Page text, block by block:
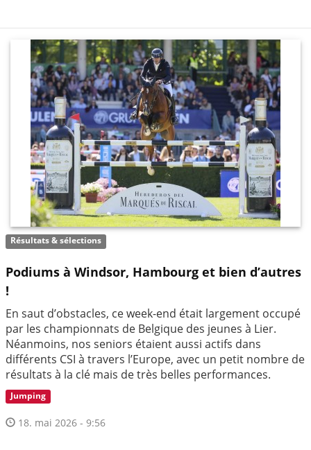
Résultats & sélections
Podiums à Windsor, Hambourg et bien d’autres
!
En saut d’obstacles, ce week-end était largement occupé
par les championnats de Belgique des jeunes à Lier.
Néanmoins, nos seniors étaient aussi actifs dans
différents CSI à travers l’Europe, avec un petit nombre de
résultats à la clé mais de très belles performances.
Jumping
18. mai 2026 - 9:56